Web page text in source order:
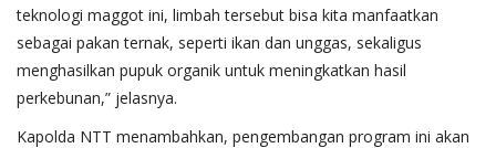
teknologi maggot ini, limbah tersebut bisa kita manfaatkan
sebagai pakan ternak, seperti ikan dan unggas, sekaligus
menghasilkan pupuk organik untuk meningkatkan hasil
perkebunan,” jelasnya.
Kapolda NTT menambahkan, pengembangan program ini akan